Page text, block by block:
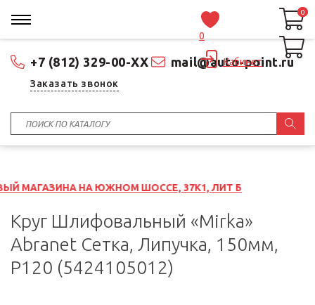
+7 (812) 329-00-XX mail@auto-point.ru
Заказать звонок
0
Кабинет
0
0
НА ЮЖНОМ ШОССЕ, 37К1, ЛИТ Б
Круг Шлифовальный «Mirka»
Abranet Сетка, Липучка, 150мм,
P120 (5424105012)